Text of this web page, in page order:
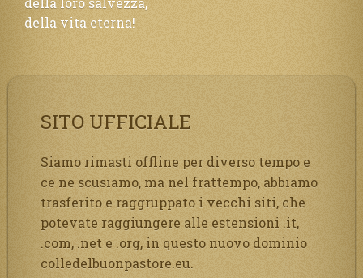
della vita eterna!
SITO UFFICIALE
Siamo rimasti offline per diverso tempo e
ce ne scusiamo, ma nel frattempo, abbiamo
trasferito e raggruppato i vecchi siti, che
potevate raggiungere alle estensioni .it,
.com, .net e .org, in questo nuovo dominio
colledelbuonpastore.eu.